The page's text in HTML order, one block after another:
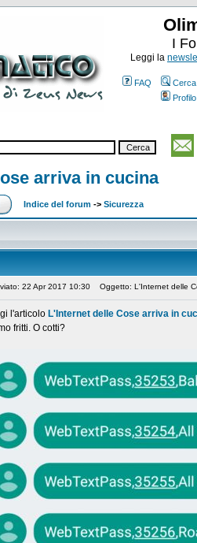
I
Leggi la
FAQ
Cerca
Profilo
arriva in cucina
Indice del forum -> Sicurezza
22 Apr 2017 10:30 Oggetto: L'Internet delle
l'articolo L'Internet delle Cose arriva in
fritti. O cotti?